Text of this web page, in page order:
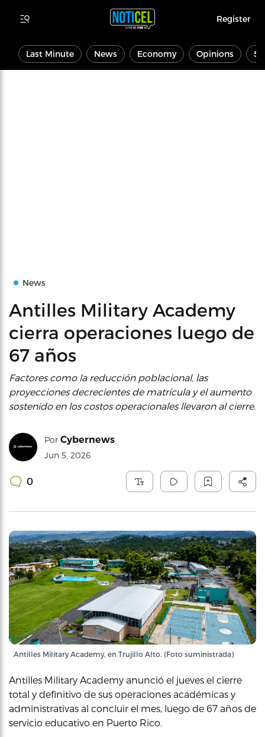
Register
Last Minute News Economy Opinions
News
Antilles Military Academy
cierra operaciones luego de
67 años
Factores como la reducción poblacional, las
proyecciones decrecientes de matrícula y el aumento
sostenido en los costos operacionales llevaron al cierre.
Por Cybernews
Jun 5, 2026
0
Antilles Military Academy, en Trujillo Alto. (Foto suministrada)
Antilles Military Academy anunció el jueves el cierre
total y definitivo de sus operaciones académicas y
administrativas al concluir el mes, luego de 67 años de
servicio educativo en Puerto Rico.